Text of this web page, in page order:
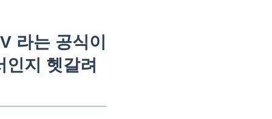
라는 공식이
지 헷갈려